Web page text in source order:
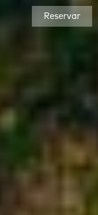
Reservar